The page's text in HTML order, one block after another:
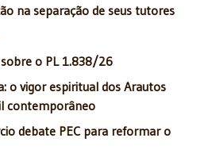
na separação de seus tutores
o PL 1.838/26
o vigor espiritual dos Arautos
contemporâneo
debate PEC para reformar o